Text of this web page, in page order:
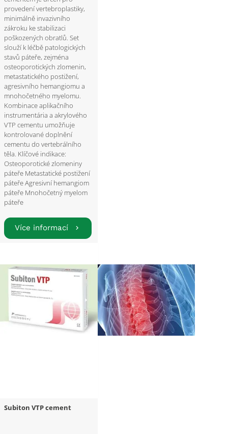
provedení vertebroplastiky,
minimálně invazivního
zákroku ke stabilizaci
poškozených obratlů. Set
slouží k léčbě patologických
stavů páteře, zejména
osteoporotických zlomenin,
metastatického postižení,
agresivního hemangiomu a
mnohočetného myelomu.
Kombinace aplikačního
instrumentária a akrylového
VTP cementu umožňuje
kontrolované doplnění
cementu do vertebrálního
těla. Klíčové indikace:
Osteoporotické zlomeniny
páteře Metastatické postižení
páteře Agresivní hemangiom
páteře Mnohočetný myelom
páteře
Více informací
Subiton VTP cement